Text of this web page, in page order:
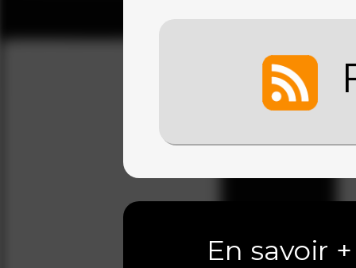
En savoir